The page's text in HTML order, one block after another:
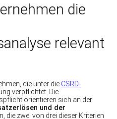
die
relevant
die unter die CSRD-
verpflichtet. Die
orientieren sich an der
und der
die zwei von drei dieser Kriterien